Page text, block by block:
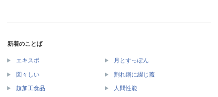
新着のことば
エキスポ 月とすっぽん
図々しい 割れ鍋に綴じ蓋
超加工食品 人間性能